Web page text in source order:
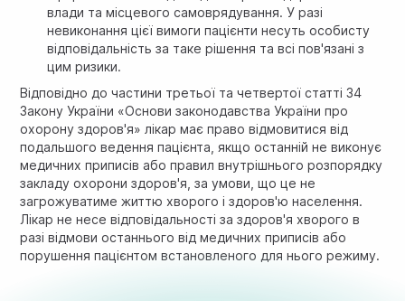
влади та місцевого самоврядування. У разі
невиконання цієї вимоги пацієнти несуть особисту
відповідальність за таке рішення та всі пов'язані з
цим ризики.
Відповідно до частини третьої та четвертої статті 34
Закону України «Основи законодавства України про
охорону здоров'я» лікар має право відмовитися від
подальшого ведення пацієнта, якщо останній не виконує
медичних приписів або правил внутрішнього розпорядку
закладу охорони здоров'я, за умови, що це не
загрожуватиме життю хворого і здоров'ю населення.
Лікар не несе відповідальності за здоров'я хворого в
разі відмови останнього від медичних приписів або
порушення пацієнтом встановленого для нього режиму.